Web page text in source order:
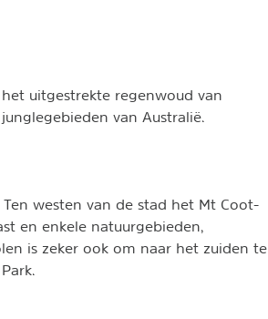
uitgestrekte regenwoud van
van Australië.
westen van de stad het Mt Coot-
en enkele natuurgebieden,
is zeker ook om naar het zuiden te